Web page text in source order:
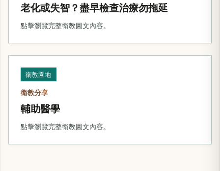
老化或失智？盡早檢查治療勿拖延
點擊瀏覽完整衛教圖文內容。
衛教園地
衛教分享
輔助醫學
點擊瀏覽完整衛教圖文內容。